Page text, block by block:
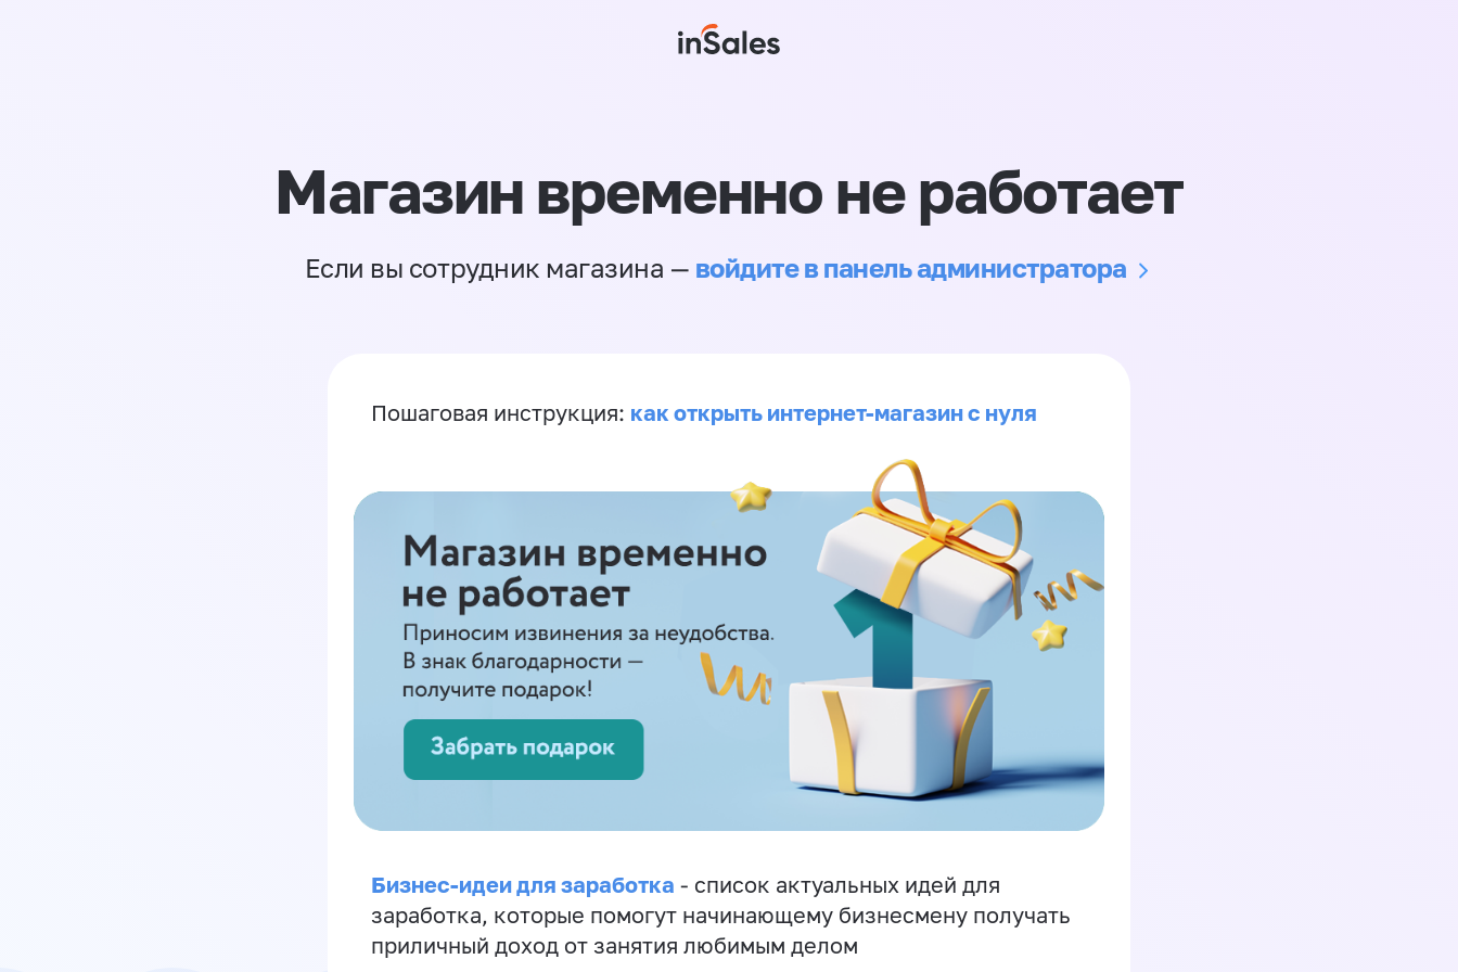
Магазин временно не работает
Если вы сотрудник магазина — войдите в панель администратора
Пошаговая инструкция: как открыть интернет-магазин с нуля
Бизнес-идеи для заработка - список актуальных идей для
заработка, которые помогут начинающему бизнесмену получать
приличный доход от занятия любимым делом